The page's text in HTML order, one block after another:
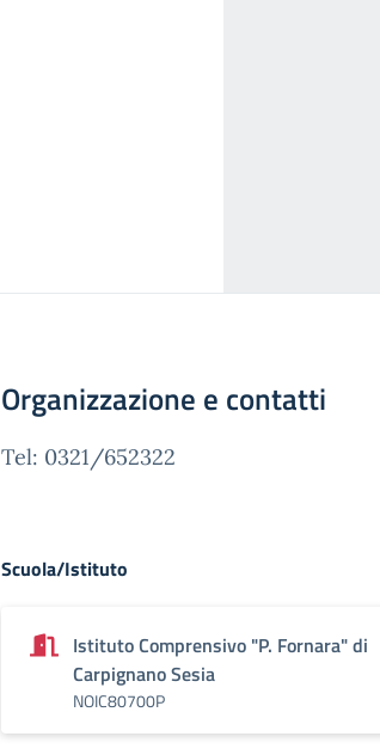
Organizzazione e contatti
Tel: 0321/652322
Scuola/Istituto
Istituto Comprensivo "P. Fornara" di
Carpignano Sesia
NOIC80700P